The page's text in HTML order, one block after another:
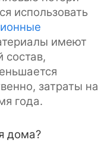
использовать
имеют
состав,
затраты на
года.
дома?